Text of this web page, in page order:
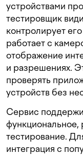
устройствами
тестировщик
контролирует
работает с
отображение
и разрешениях.
проверять
устройств без
Сервис
функциональное,
тестирование.
интеграция с